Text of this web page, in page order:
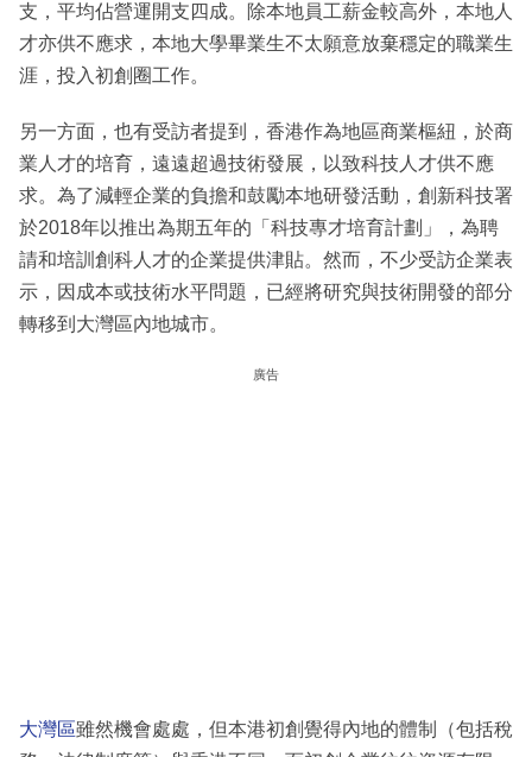
支，平均佔營運開支四成。除本地員工薪金較高外，本地人
才亦供不應求，本地大學畢業生不太願意放棄穩定的職業生
涯，投入初創圈工作。
另一方面，也有受訪者提到，香港作為地區商業樞紐，於商
業人才的培育，遠遠超過技術發展，以致科技人才供不應
求。為了減輕企業的負擔和鼓勵本地研發活動，創新科技署
於2018年以推出為期五年的「科技專才培育計劃」，為聘
請和培訓創科人才的企業提供津貼。然而，不少受訪企業表
示，因成本或技術水平問題，已經將研究與技術開發的部分
轉移到大灣區內地城市。
廣告
大灣區雖然機會處處，但本港初創覺得內地的體制（包括稅